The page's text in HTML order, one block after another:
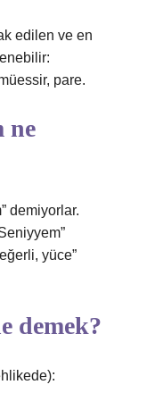
edilen ve en
pare.
ne
demiyorlar.
yüce”
demek?